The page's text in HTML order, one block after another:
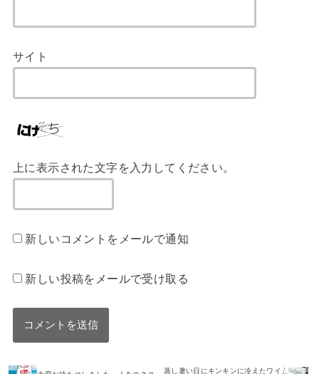
サイト
上に表示された文字を入力してください。
新しいコメントをメールで通知
新しい投稿をメールで受け取る
蒸し暑い日にキンキンに冷えたワイ